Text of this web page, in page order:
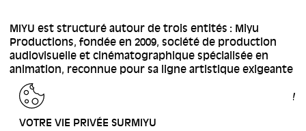
MIYU est structuré autour de trois entités : Miyu
Productions, fondée en 2009, société de production
audiovisuelle et cinématographique spécialisée en
animation, reconnue pour sa ligne artistique exigeante
et son engagement, avec des œuvres primées
comme
Linda veut du poulet !
de Chiara Malta et Sébastien Laudenbach ; Miyu
Distribution qui s’est imposé comme le leader du
VOTRE VIE PRIVÉE SURMIYU